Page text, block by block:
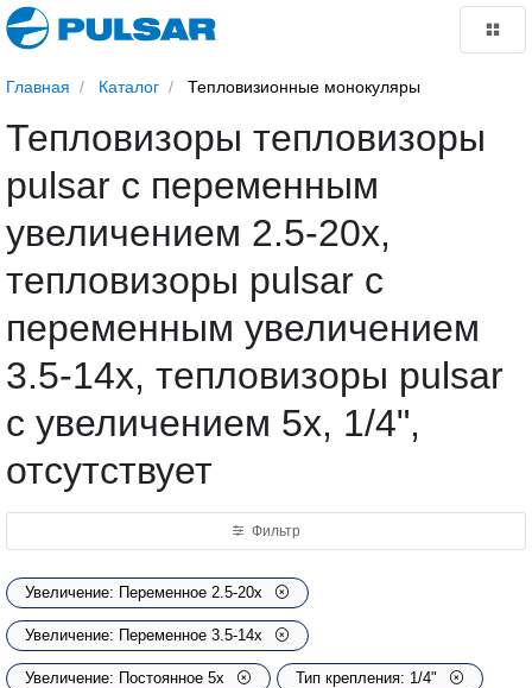
Главная Каталог Тепловизионные монокуляры
Тепловизоры тепловизоры
pulsar с переменным
увеличением 2.5-20х,
тепловизоры pulsar с
переменным увеличением
3.5-14x, тепловизоры pulsar
с увеличением 5х, 1/4",
отсутствует
Фильтр
Увеличение: Переменное 2.5-20х
Увеличение: Переменное 3.5-14x
Увеличение: Постоянное 5х Тип крепления: 1/4"